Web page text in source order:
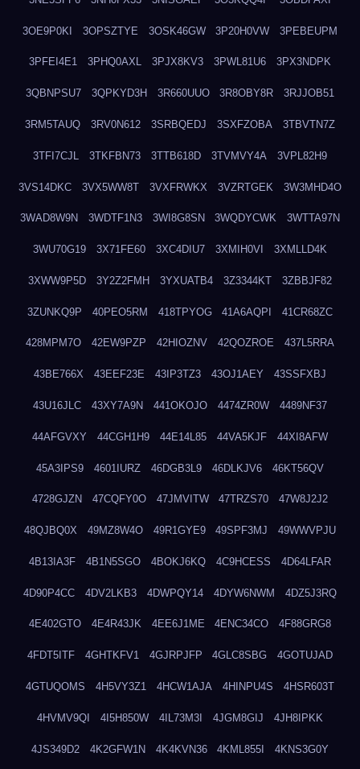
3OE9P0KI 3OPSZTYE 3OSK46GW 3P20H0VW 3PEBEUPM
3PFEI4E1 3PHQ0AXL 3PJX8KV3 3PWL81U6 3PX3NDPK
3QBNPSU7 3QPKYD3H 3R660UUO 3R8OBY8R 3RJJOB51
3RM5TAUQ 3RV0N612 3SRBQEDJ 3SXFZOBA 3TBVTN7Z
3TFI7CJL 3TKFBN73 3TTB618D 3TVMVY4A 3VPL82H9
3VS14DKC 3VX5WW8T 3VXFRWKX 3VZRTGEK 3W3MHD4O
3WAD8W9N 3WDTF1N3 3WI8G8SN 3WQDYCWK 3WTTA97N
3WU70G19 3X71FE60 3XC4DIU7 3XMIH0VI 3XMLLD4K
3XWW9P5D 3Y2Z2FMH 3YXUATB4 3Z3344KT 3ZBBJF82
3ZUNKQ9P 40PEO5RM 418TPYOG 41A6AQPI 41CR68ZC
428MPM7O 42EW9PZP 42HIOZNV 42QOZROE 437L5RRA
43BE766X 43EEF23E 43IP3TZ3 43OJ1AEY 43SSFXBJ
43U16JLC 43XY7A9N 441OKOJO 4474ZR0W 4489NF37
44AFGVXY 44CGH1H9 44E14L85 44VA5KJF 44XI8AFW
45A3IPS9 4601IURZ 46DGB3L9 46DLKJV6 46KT56QV
4728GJZN 47CQFY0O 47JMVITW 47TRZS70 47W8J2J2
48QJBQ0X 49MZ8W4O 49R1GYE9 49SPF3MJ 49WWVPJU
4B13IA3F 4B1N5SGO 4BOKJ6KQ 4C9HCESS 4D64LFAR
4D90P4CC 4DV2LKB3 4DWPQY14 4DYW6NWM 4DZ5J3RQ
4E402GTO 4E4R43JK 4EE6J1ME 4ENC34CO 4F88GRG8
4FDT5ITF 4GHTKFV1 4GJRPJFP 4GLC8SBG 4GOTUJAD
4GTUQOMS 4H5VY3Z1 4HCW1AJA 4HINPU4S 4HSR603T
4HVMV9QI 4I5H850W 4IL73M3I 4JGM8GIJ 4JH8IPKK
4JS349D2 4K2GFW1N 4K4KVN36 4KML855I 4KNS3G0Y